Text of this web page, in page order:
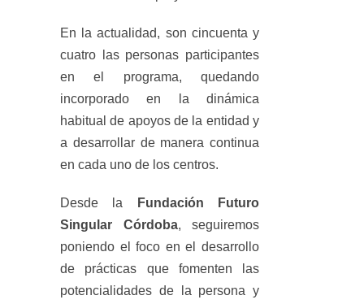
En la actualidad, son cincuenta y
cuatro las personas participantes
en el programa, quedando
incorporado en la dinámica
habitual de apoyos de la entidad y
a desarrollar de manera continua
en cada uno de los centros.
Desde la Fundación Futuro
Singular Córdoba, seguiremos
poniendo el foco en el desarrollo
de prácticas que fomenten las
potencialidades de la persona y